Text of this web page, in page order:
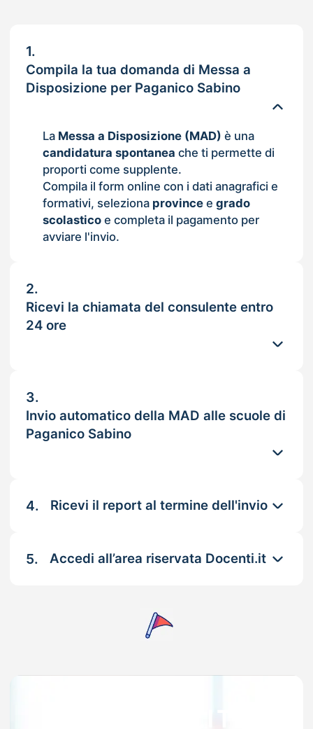
1.
Compila la tua domanda di Messa a
Disposizione per Paganico Sabino
La Messa a Disposizione (MAD) è una
candidatura spontanea che ti permette di
proporti come supplente.
Compila il form online con i dati anagrafici e
formativi, seleziona provincee grado
scolasticoe completa il pagamento per
avviare l'invio.
2.
Ricevi la chiamata del consulente entro
24 ore
3.
Invio automatico della MAD alle scuole di
Paganico Sabino
4. Ricevi il report al termine dell'invio
5. Accedi all’area riservata Docenti.it